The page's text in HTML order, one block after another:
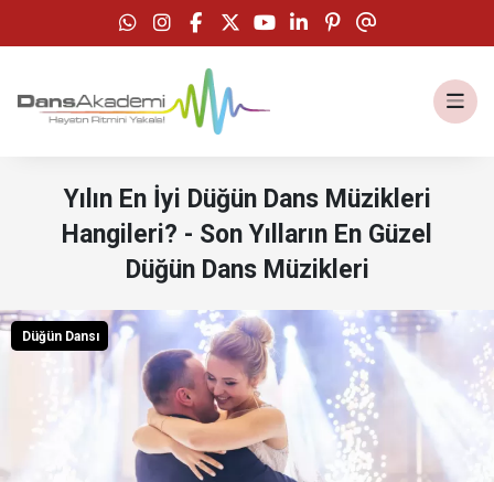
Yılın En İyi Düğün Dans Müzikleri
Hangileri? - Son Yılların En Güzel
Düğün Dans Müzikleri
Düğün Dansı